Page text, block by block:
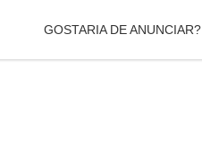
GOSTARIA DE ANUNCIAR?